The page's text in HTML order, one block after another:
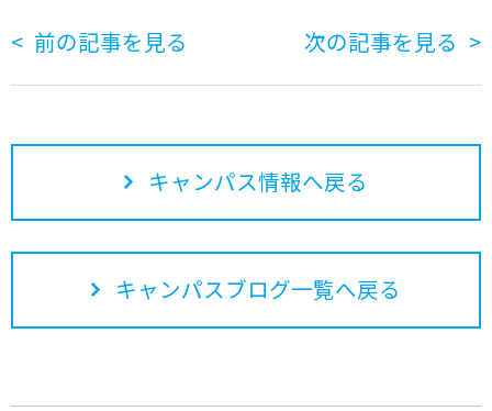
前の記事を見る 次の記事を見る
キャンパス情報へ戻る
キャンパスブログ一覧へ戻る